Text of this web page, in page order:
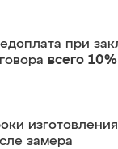
при
всего 10%
изготовления
замера